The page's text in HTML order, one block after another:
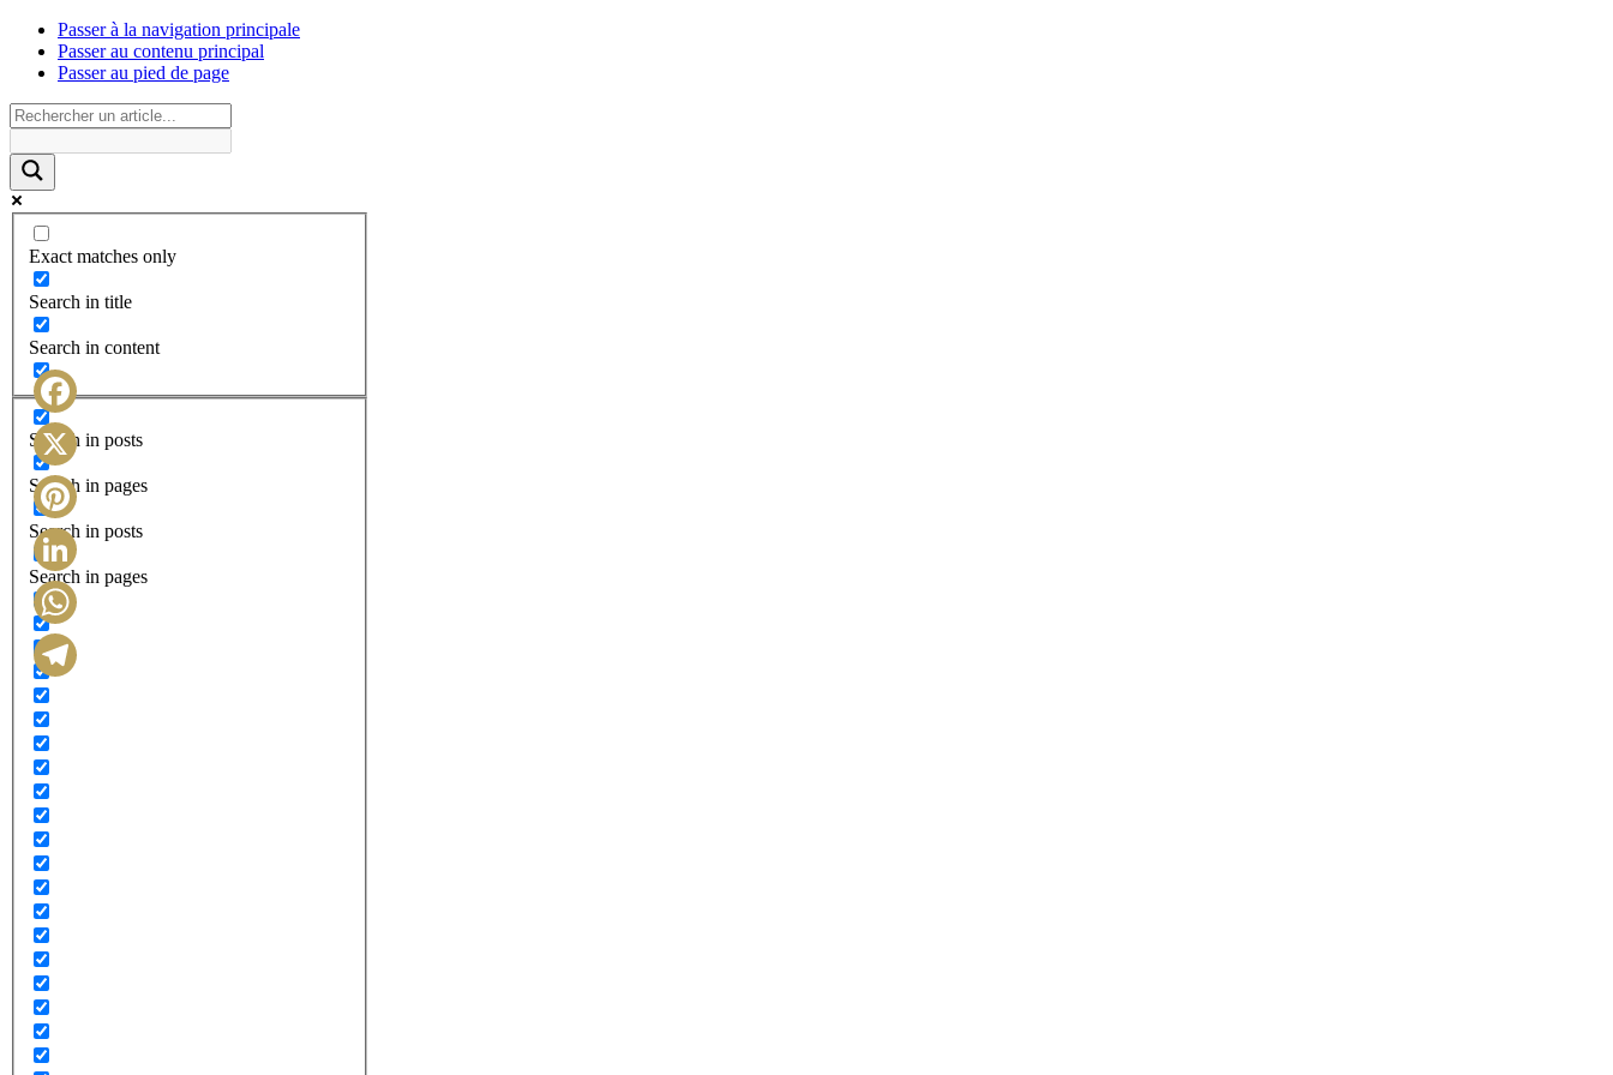
Passer à la navigation principale
Passer au contenu principal
Passer au pied de page
Exact matches only
Search in title
Search in content
Search in posts
Search in pages
Search in posts
Search in pages
Facebook
X
Pinterest
LinkedIn
WhatsApp
Telegram